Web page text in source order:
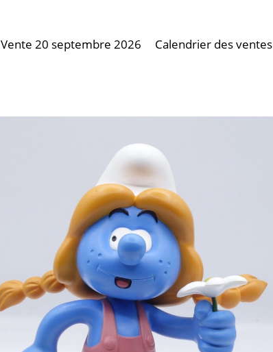
Vente 20 septembre 2026 Calendrier des ventes